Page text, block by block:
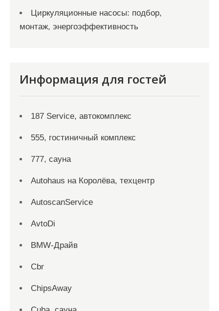
Циркуляционные насосы: подбор,
монтаж, энергоэффективность
Информация для гостей
187 Service, автокомплекс
555, гостиничный комплекс
777, сауна
Autohaus на Королёва, техцентр
AutoscanService
AvtoDi
BMW-Драйв
Cbr
ChipsAway